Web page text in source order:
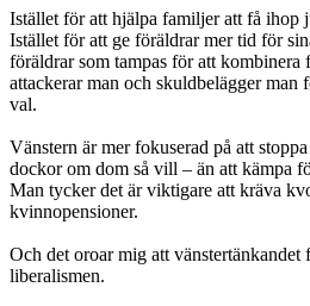
Istället för att hjälpa familjer att få ihop
Istället för att ge föräldrar mer tid för
föräldrar som tampas för att kombinera
attackerar man och skuldbelägger man
val.
Vänstern är mer fokuserad på att
dockor om dom så vill – än att kämpa
Man tycker det är viktigare att kräva
kvinnopensioner.
Och det oroar mig att vänstertänkandet
liberalismen.